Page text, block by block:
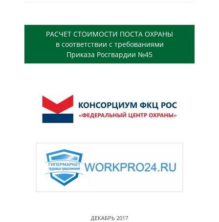
РАСЧЕТ СТОИМОСТИ ПОСТА ОХРАНЫ
в соответствии с требованиями
Приказа Росгвардии №45
ДЕКАБРЬ 2017